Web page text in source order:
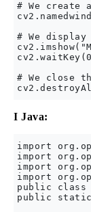
# We create
# We
# We close
I Java:
import
import
import
import
public class
public